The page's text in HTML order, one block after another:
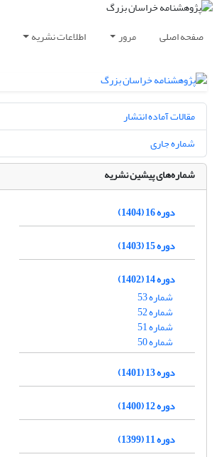
صفحه اصلی مرور اطلاعات نشریه
مقالات آماده انتشار
شماره جاری
شماره‌های پیشین نشریه
دوره 16 (1404)
دوره 15 (1403)
دوره 14 (1402)
شماره 53
شماره 52
شماره 51
شماره 50
دوره 13 (1401)
دوره 12 (1400)
دوره 11 (1399)